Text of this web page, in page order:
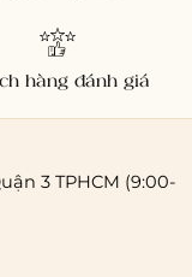
hàng đánh giá
3 TPHCM (9:00-